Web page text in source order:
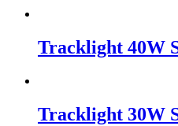
Tracklight 40W
Tracklight 30W